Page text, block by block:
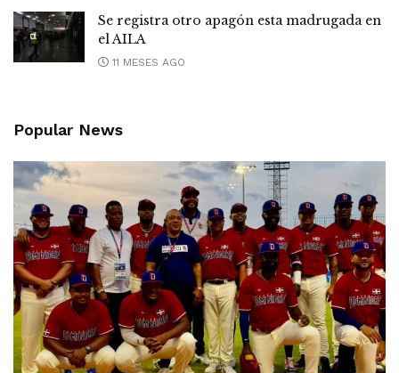
Se registra otro apagón esta madrugada en
el AILA
11 MESES AGO
Popular News